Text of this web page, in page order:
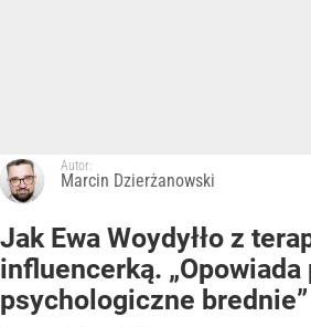
Autor:
Marcin Dzierżanowski
Jak Ewa Woydyłło z
influencerką. „Opowiada
psychologiczne brednie”